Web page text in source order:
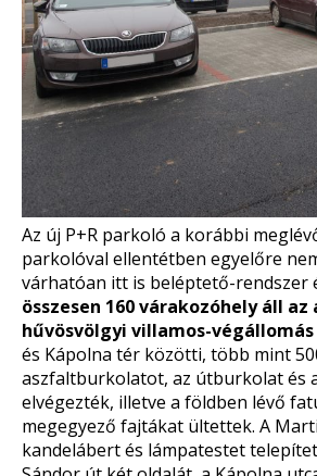
Az új P+R parkoló a korábbi
parkolóval ellentétben egyelőre
várhatóan itt is beléptető-rendszer
összesen 160 várakozóhely áll
hűvösvölgyi villamos-
és Kápolna tér közötti, több mint
aszfaltburkolatot, az útburkolat és
elvégezték, illetve a földben lévő
megegyező fajtákat ültettek. A
kandelábert és lámpatestet